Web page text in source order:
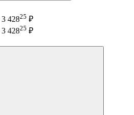
3 42825 ₽
3 42825 ₽